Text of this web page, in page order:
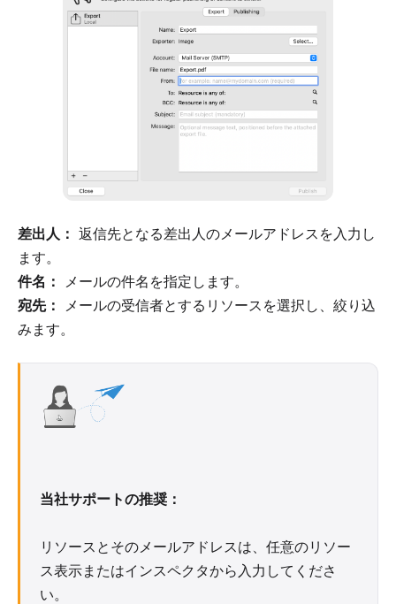
差出人： 返信先となる差出人のメールアドレスを入力し
ます。
件名：
メールの件名を指定します。
宛先：
メールの受信者とするリソースを選択し、絞り込
みます。
当社サポートの推奨：
リソースとそのメールアドレスは、任意のリソー
ス表示またはインスペクタから入力してくださ
い。